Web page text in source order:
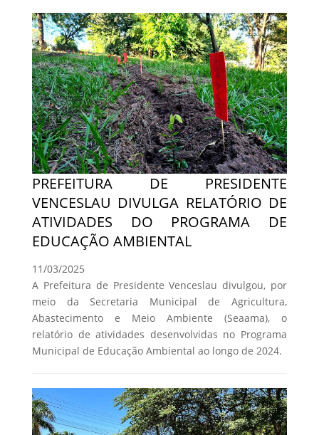
PREFEITURA DE PRESIDENTE
VENCESLAU DIVULGA RELATÓRIO DE
ATIVIDADES DO PROGRAMA DE
EDUCAÇÃO AMBIENTAL
11/03/2025
A Prefeitura de Presidente Venceslau divulgou, por
meio da Secretaria Municipal de Agricultura,
Abastecimento e Meio Ambiente (Seaama), o
relatório de atividades desenvolvidas no Programa
Municipal de Educação Ambiental ao longo de 2024.